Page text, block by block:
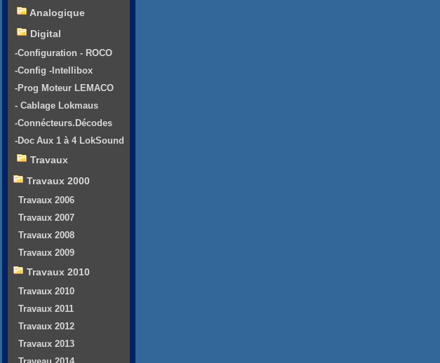
Analogique
Digital
-Configuration - ROCO
-Config -Intellibox
-Prog Moteur LEMACO
- Cablage Lokmaus
-Connécteurs.Décodes
-Doc Aux 1 à 4 LokSound
Travaux
Travaux 2000
Travaux 2006
Travaux 2007
Travaux 2008
Travaux 2009
Travaux 2010
Travaux 2010
Travaux 2011
Travaux 2012
Travaux 2013